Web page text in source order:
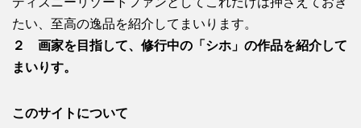
たい、至高の逸品を紹介してまいります。
２ 画家を目指して、修行中の「シホ」の作品を紹介して
まいりす。
このサイトについて